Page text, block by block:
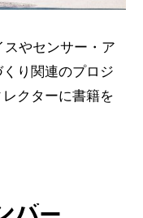
やセンサー・ア
り関連のプロジ
クターに書籍を